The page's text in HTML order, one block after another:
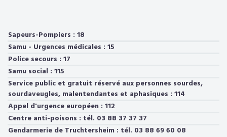
Sapeurs-Pompiers : 18
Samu - Urgences médicales : 15
Police secours : 17
Samu social : 115
Service public et gratuit réservé aux personnes sourdes,
sourdaveugles, malentendantes et aphasiques : 114
Appel d'urgence européen : 112
Centre anti-poisons : tél. 03 88 37 37 37
Gendarmerie de Truchtersheim : tél. 03 88 69 60 08